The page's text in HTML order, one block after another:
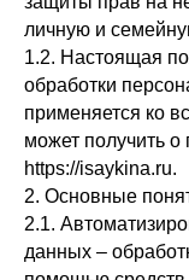
личную и
1.2. Настоящая
обработки
применяется ко
может получить о
https://isaykina.ru.
2. Основные
2.1.
данных –